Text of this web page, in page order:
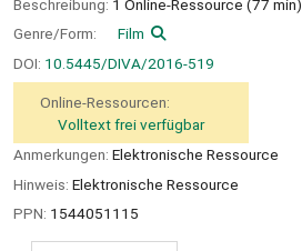
Beschreibung: 1 Online-Ressource (77 min)
Genre/Form:
Film
DOI: 10.5445/DIVA/2016-519
Online-Ressourcen:
Volltext frei verfügbar
Anmerkungen: Elektronische Ressource
Hinweis: Elektronische Ressource
PPN: 1544051115